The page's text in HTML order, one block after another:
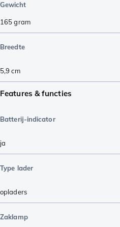
Gewicht
165gram
Breedte
5,9 cm
Features & functies
Batterij-indicator
ja
Type lader
opladers
Zaklamp